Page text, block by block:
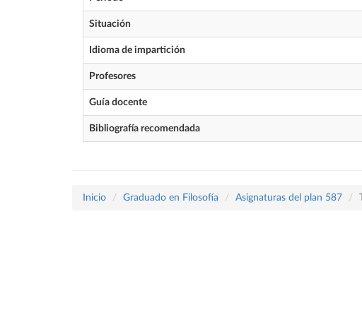
Situación
Idioma de impartición
Profesores
Guía docente
Bibliografía recomendada
Inicio Graduado en Filosofía Asignaturas del plan 587